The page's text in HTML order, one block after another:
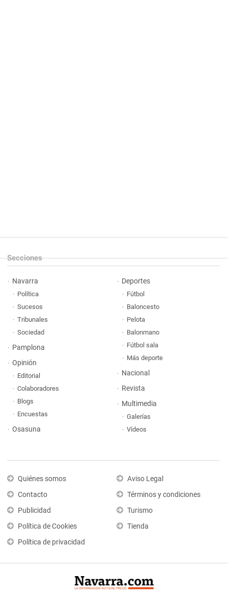
Secciones
Navarra
Política
Sucesos
Tribunales
Sociedad
Pamplona
Opinión
Editorial
Colaboradores
Blogs
Encuestas
Osasuna
Deportes
Fútbol
Baloncesto
Pelota
Balonmano
Fútbol sala
Más deporte
Nacional
Revista
Multimedia
Galerías
Vídeos
Quiénes somos
Contacto
Publicidad
Política de Cookies
Política de privacidad
Aviso Legal
Términos y condiciones
Turismo
Tienda